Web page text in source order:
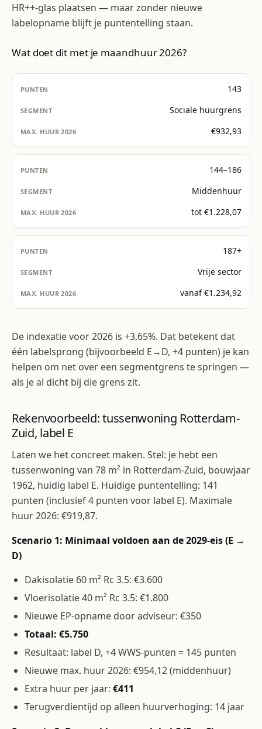
HR++-glas plaatsen — maar zonder nieuwe
labelopname blijft je puntentelling staan.
Wat doet dit met je maandhuur 2026?
143
Sociale huurgrens
€932,93
144–186
Middenhuur
tot €1.228,07
187+
Vrije sector
vanaf €1.234,92
De indexatie voor 2026 is +3,65%. Dat betekent dat
één labelsprong (bijvoorbeeld E→D, +4 punten) je kan
helpen om net over een segmentgrens te springen —
als je al dicht bij die grens zit.
Rekenvoorbeeld: tussenwoning Rotterdam-
Zuid, label E
Laten we het concreet maken. Stel: je hebt een
tussenwoning van 78 m² in Rotterdam-Zuid, bouwjaar
1962, huidig label E. Huidige puntentelling: 141
punten (inclusief 4 punten voor label E). Maximale
huur 2026: €919,87.
Scenario 1: Minimaal voldoen aan de 2029-eis (E →
D)
Dakisolatie 60 m² Rc 3.5: €3.600
Vloerisolatie 40 m² Rc 3.5: €1.800
Nieuwe EP-opname door adviseur: €350
Totaal: €5.750
Resultaat: label D, +4 WWS-punten = 145 punten
Nieuwe max. huur 2026: €954,12 (middenhuur)
Extra huur per jaar: €411
Terugverdientijd op alleen huurverhoging: 14 jaar